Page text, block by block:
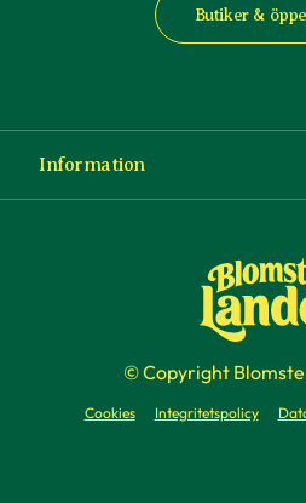
Butiker &
Information
Köp- och leveransvillkor
Företag
© Copyright
Cookies Integritetspolicy